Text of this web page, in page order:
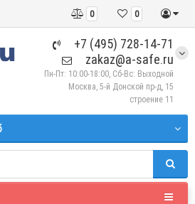
0
0
+7 (495) 728-14-71
zakaz@a-safe.ru
Пн-Пт: 10:00-18:00, Сб-Вс: Выходной
Москва, 5-й Донской пр-д, 15
строение 11